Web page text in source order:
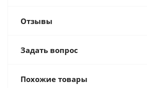
Отзывы
Задать вопрос
Похожие товары